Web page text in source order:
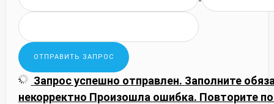
Запрос успешно отправлен. Заполните
некорректно Произошла ошибка. Повторите